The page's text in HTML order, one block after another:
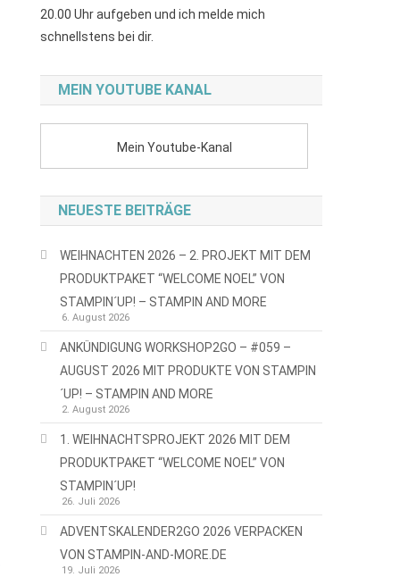
20.00 Uhr aufgeben und ich melde mich
schnellstens bei dir.
MEIN YOUTUBE KANAL
Mein Youtube-Kanal
NEUESTE BEITRÄGE
WEIHNACHTEN 2026 – 2. PROJEKT MIT DEM
PRODUKTPAKET “WELCOME NOEL” VON
STAMPIN´UP! – STAMPIN AND MORE
6. August 2026
ANKÜNDIGUNG WORKSHOP2GO – #059 –
AUGUST 2026 MIT PRODUKTE VON STAMPIN
´UP! – STAMPIN AND MORE
2. August 2026
1. WEIHNACHTSPROJEKT 2026 MIT DEM
PRODUKTPAKET “WELCOME NOEL” VON
STAMPIN´UP!
26. Juli 2026
ADVENTSKALENDER2GO 2026 VERPACKEN
VON STAMPIN-AND-MORE.DE
19. Juli 2026